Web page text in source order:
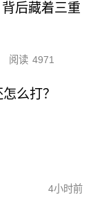
后藏着三重
阅读 4971
么打？
4小时前